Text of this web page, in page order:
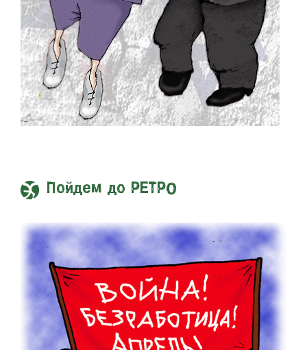
Пойдем до РЕТРО